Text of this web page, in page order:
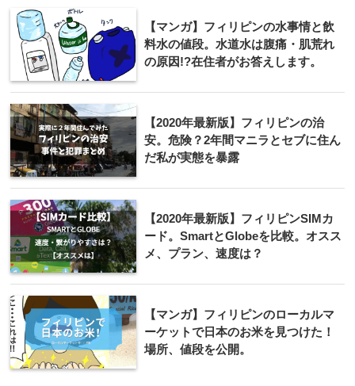
【マンガ】フィリピンの水事情と飲
料水の値段。水道水は腹痛・肌荒れ
の原因!?在住者がお答えします。
【2020年最新版】フィリピンの治
安。危険？2年間マニラとセブに住ん
だ私が実態を暴露
【2020年最新版】フィリピンSIMカ
ード。SmartとGlobeを比較。オスス
メ、プラン、速度は？
【マンガ】フィリピンのローカルマ
ーケットで日本のお米を見つけた！
場所、値段を公開。